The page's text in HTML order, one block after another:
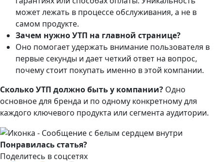
может лежать в процессе обслуживания, а не в
самом продукте.
Зачем нужно УТП на главной странице?
Оно помогает удержать внимание пользователя в
первые секунды и дает четкий ответ на вопрос,
почему стоит покупать именно в этой компании.
Сколько УТП должно быть у компании? Одно
основное для бренда и по одному конкретному для
каждого ключевого продукта или сегмента аудитории.
Понравилась статья?
Поделитесь в соцсетях